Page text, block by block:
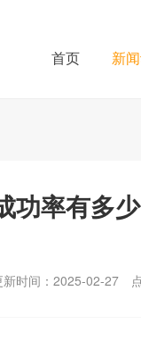
首页 新
功率有多
新时间：2025-02-27